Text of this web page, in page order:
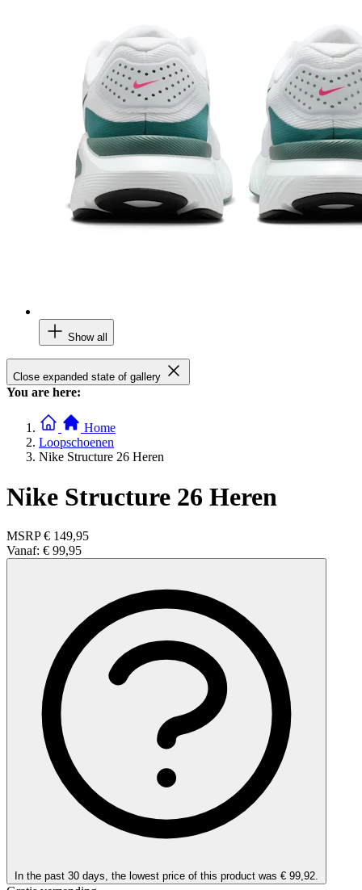
Show all
Close expanded state of gallery
You are here:
Home
Loopschoenen
Nike Structure 26 Heren
Nike Structure 26 Heren
MSRP € 149,95
Vanaf: € 99,95
In the past 30 days, the lowest price of this product was € 99,92.